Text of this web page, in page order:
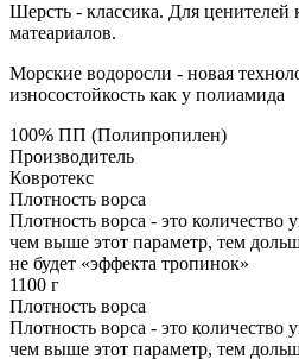
Шерсть - классика. Для ценителей
матеариалов.
Морские водоросли - новая
износостойкость как у полиамида
100% ПП (Полипропилен)
Производитель
Ковротекс
Плотность ворса
Плотность ворса - это количество
чем выше этот параметр, тем
не будет «эффекта тропинок»
1100 г
Плотность ворса
Плотность ворса - это количество
чем выше этот параметр, тем